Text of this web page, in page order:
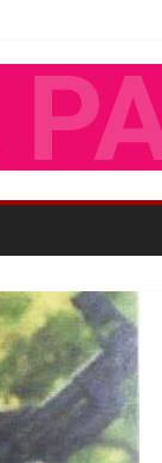
Kosovë